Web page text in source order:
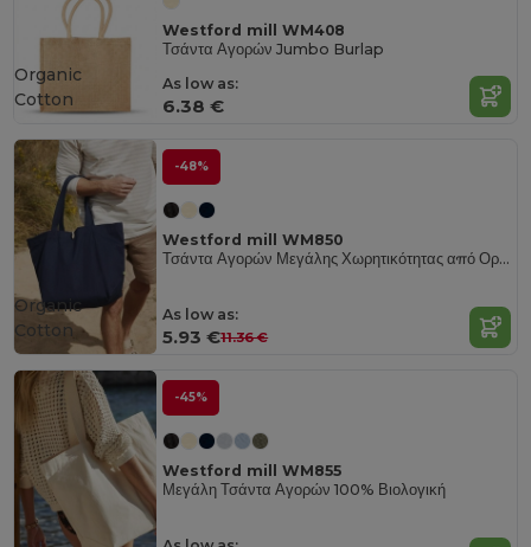
Westford mill WM408
Τσάντα Αγορών Jumbo Burlap
As low as:
6.38 €
Organic
Cotton
-48%
Westford mill WM850
Τσάντα Αγορών Μεγάλης Χωρητικότητας από Οργανικό Βαμβάκι
As low as:
5.93 €11.36 €
Organic
Cotton
-45%
Westford mill WM855
Μεγάλη Τσάντα Αγορών 100% Βιολογική